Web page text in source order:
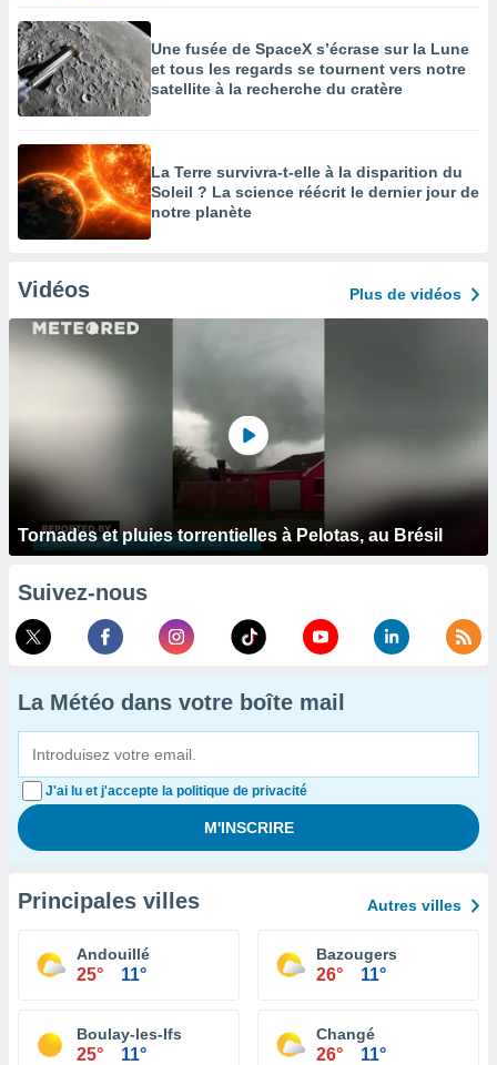
Une fusée de SpaceX s’écrase sur la Lune
et tous les regards se tournent vers notre
satellite à la recherche du cratère
La Terre survivra-t-elle à la disparition du
Soleil ? La science réécrit le dernier jour de
notre planète
Vidéos Plus de vidéos
Tornades et pluies torrentielles à Pelotas, au Brésil
Suivez-nous
La Météo dans votre boîte mail
J'ai lu et j'accepte la politique de privacité
Principales villes Autres villes
Andouillé
25° 11°
Bazougers
26° 11°
Boulay-les-Ifs
25° 11°
Changé
26° 11°